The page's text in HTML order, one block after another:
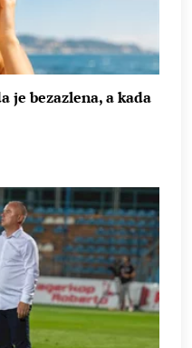
je bezazlena, a kada